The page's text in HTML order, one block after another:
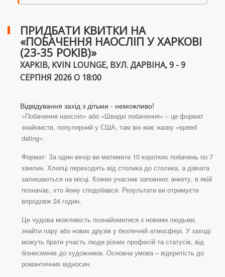
ПРИДБАТИ КВИТКИ НА
«ПОБАЧЕННЯ НАОСЛІП У ХАРКОВІ
(23-35 РОКІВ)»
ХАРКІВ, KVIN LOUNGE, ВУЛ. ДАРВІНА, 9 - 9
СЕРПНЯ 2026 О 18:00
Відвідування захід з дітьми - неможливо!
«Побачення наосліп» або «Швидкі побачення» – це формат
знайомств, популярний у США, там він має назву «speed
dating».
Формат: За один вечір ви матимете 10 коротких побачень по 7
хвилин. Хлопці переходять від столика до столика, а дівчата
залишаються на місці. Кожен учасник заповнює анкету, в якій
позначає, хто йому сподобався. Результати ви отримуєте
впродовж 24 годин.
Це чудова можливість познайомитися з новими людьми,
знайти пару або нових друзів у безпечній атмосфері. У заході
можуть брати участь люди різних професій та статусів, від
бізнесменів до художників. Основна умова – відкритість до
романтичних відносин.